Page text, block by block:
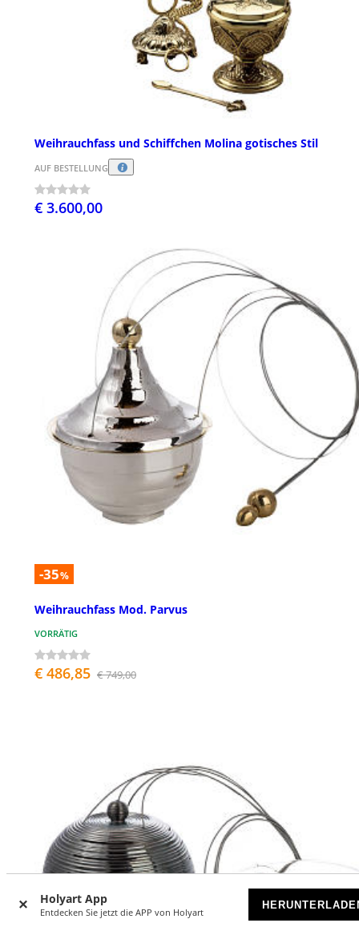
Holyart App
Entdecken Sie jetzt die APP von Holyart
Weihrauchfass und Schiffchen Molina gotisches Stil
AUF BESTELLUNG
€ 3.600,00
-35%
Weihrauchfass Mod. Parvus
VORRÄTIG
€ 486,85 € 749,00